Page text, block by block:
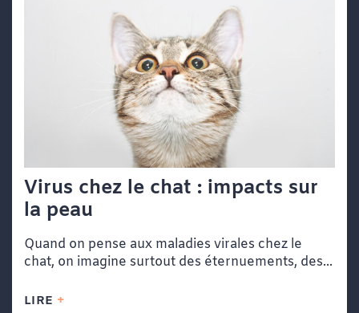
Virus chez le chat : impacts sur
la peau
Quand on pense aux maladies virales chez le
chat, on imagine surtout des éternuements, des...
LIRE